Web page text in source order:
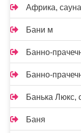
Африка, сауна
Бани м
Банно-
Банно-
Банька Люкс,
Баня